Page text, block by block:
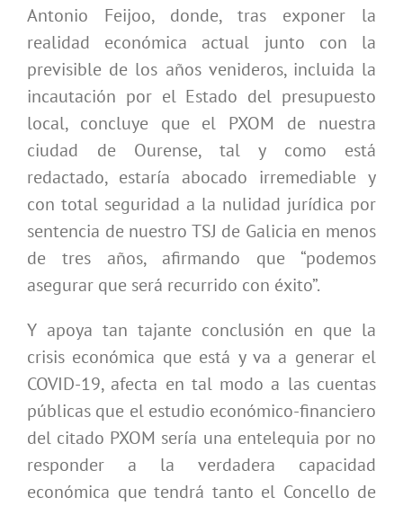
Antonio Feijoo, donde, tras exponer la
realidad económica actual junto con la
previsible de los años venideros, incluida la
incautación por el Estado del presupuesto
local, concluye que el PXOM de nuestra
ciudad de Ourense, tal y como está
redactado, estaría abocado irremediable y
con total seguridad a la nulidad jurídica por
sentencia de nuestro TSJ de Galicia en menos
de tres años, afirmando que “podemos
asegurar que será recurrido con éxito”.
Y apoya tan tajante conclusión en que la
crisis económica que está y va a generar el
COVID-19, afecta en tal modo a las cuentas
públicas que el estudio económico-financiero
del citado PXOM sería una entelequia por no
responder a la verdadera capacidad
económica que tendrá tanto el Concello de